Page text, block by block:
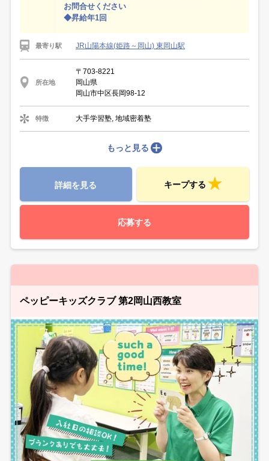
お問合せください
◆昇給年1回
最寄り駅 JR山陽本線(姫路～岡山) 東岡山駅
所在地
〒703-8221
岡山県
岡山市中区長岡98-12
特徴 大手学習塾, 地域密着塾
もっと見る
詳細を見る キープする
応募する
ペッピーキッズクラブ 第2岡山西教室